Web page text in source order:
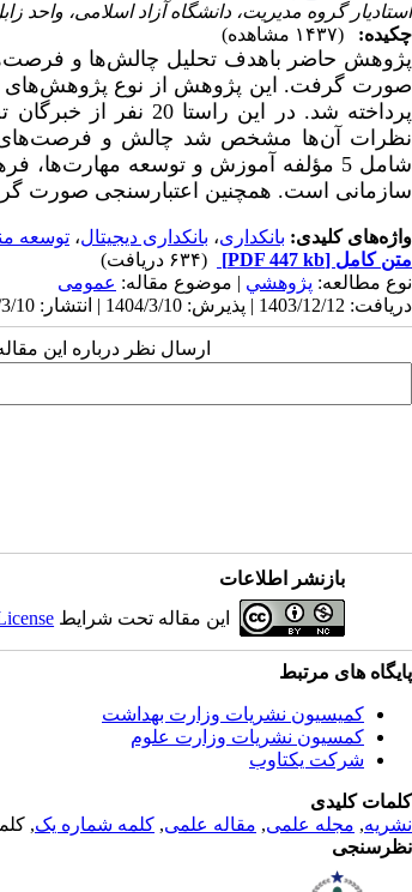
استادیار گروه مدیریت، دانشگاه آزاد اسلامی، واحد
چکیده:
(۱۴۳۷ مشاهده)
پژوهش حاضر باهدف تحلیل چالش‌ها و
صورت گرفت. این پژوهش از نوع پژوهش‌های
پرداخته شد. در این
نظرات آن‌ها مشخص شد چالش و فرصت‌های
شامل 5 مؤلفه آموزش و توسعه
سازمانی است. همچنین اعتبارسنجی صورت
واژه‌های کلیدی: بانکداری، بانکداری دیجیتال، توسعه
متن کامل [PDF 447 kb]
(۶۳۴ دریافت)
نوع مطالعه: پژوهشي | موضوع مقاله: عمومى
دریافت: 1403/12/12 | پذیرش: 1404/3/10 | انتشار: 1404/3/10
ارسال نظر درباره این
بازنشر اطلاعات
این مقاله تحت شرایط
پایگاه های مرتبط
کمیسیون نشریات وزارت بهداشت
کمسیون نشریات وزارت علوم
شرکت یکتاوب
کلمات کلیدی
نشریه, مجله علمی, مقاله علمی, کلمه شماره یک,
نظرسنجی